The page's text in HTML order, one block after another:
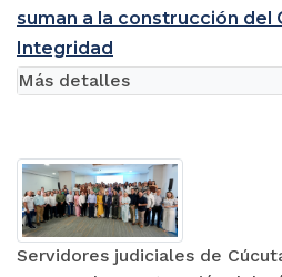
suman a la construcción del
Integridad
Servidores judiciales de
Más detalles